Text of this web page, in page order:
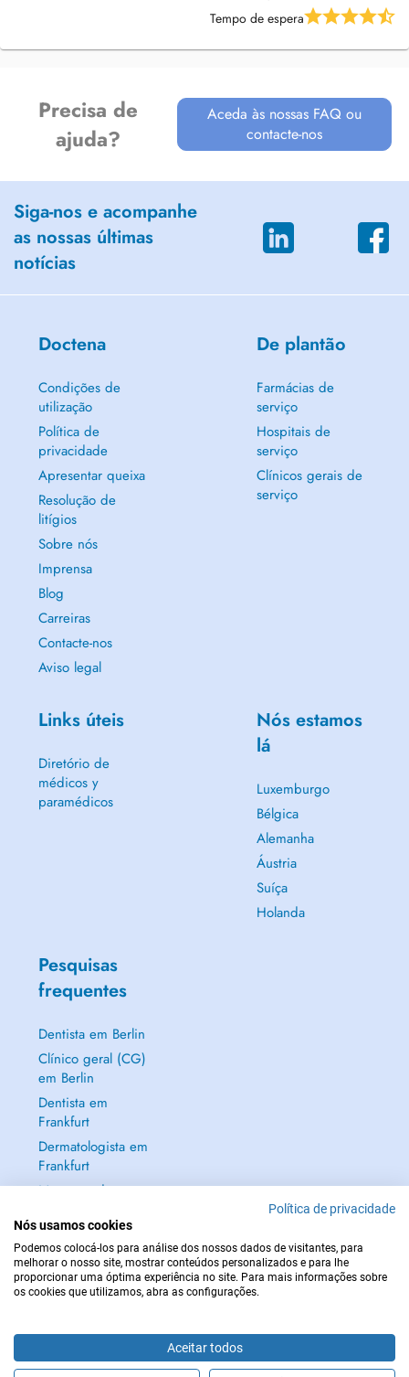
Tempo de espera
Precisa de
ajuda?
Aceda às nossas FAQ ou
contacte-nos
Siga-nos e acompanhe
as nossas últimas
notícias
Doctena
Condições de
utilização
Política de
privacidade
Apresentar queixa
Resolução de
litígios
Sobre nós
Imprensa
Blog
Carreiras
Contacte-nos
Aviso legal
De plantão
Farmácias de
serviço
Hospitais de
serviço
Clínicos gerais de
serviço
Links úteis
Diretório de
médicos y
paramédicos
Nós estamos
lá
Luxemburgo
Bélgica
Alemanha
Áustria
Suíça
Holanda
Pesquisas
frequentes
Dentista em Berlin
Clínico geral (CG)
em Berlin
Dentista em
Frankfurt
Dermatologista em
Frankfurt
Mostrar tudo →
EM CASO DE EMERGÊNCIA, CONTACTE : 112
Política de privacidade
Nós usamos cookies
Podemos colocá-los para análise dos nossos dados de visitantes, para
melhorar o nosso site, mostrar conteúdos personalizados e para lhe
proporcionar uma óptima experiência no site. Para mais informações sobre
os cookies que utilizamos, abra as configurações.
Aceitar todos